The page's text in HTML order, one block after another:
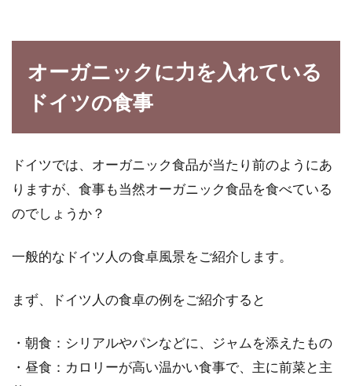
オーガニックに力を入れている
ドイツの食事
ドイツでは、オーガニック食品が当たり前のようにあ
りますが、食事も当然オーガニック食品を食べている
のでしょうか？
一般的なドイツ人の食卓風景をご紹介します。
まず、ドイツ人の食卓の例をご紹介すると
・朝食：シリアルやパンなどに、ジャムを添えたもの
・昼食：カロリーが高い温かい食事で、主に前菜と主